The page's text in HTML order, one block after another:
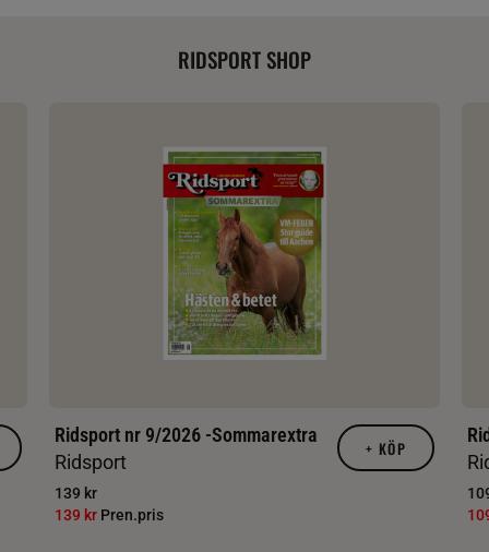
RIDSPORT SHOP
Ridsport nr 9/2026 -Sommarextra
Ridsport
139 kr
139 kr Pren.pris
+ KÖP